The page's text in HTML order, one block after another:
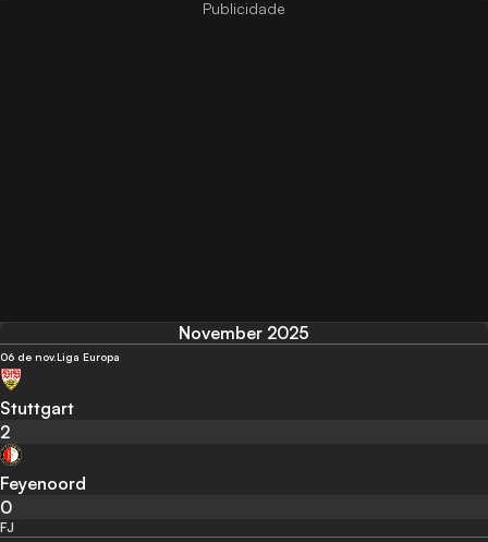
November 2025
06 de nov.Liga Europa
Stuttgart
2
Feyenoord
0
FJ